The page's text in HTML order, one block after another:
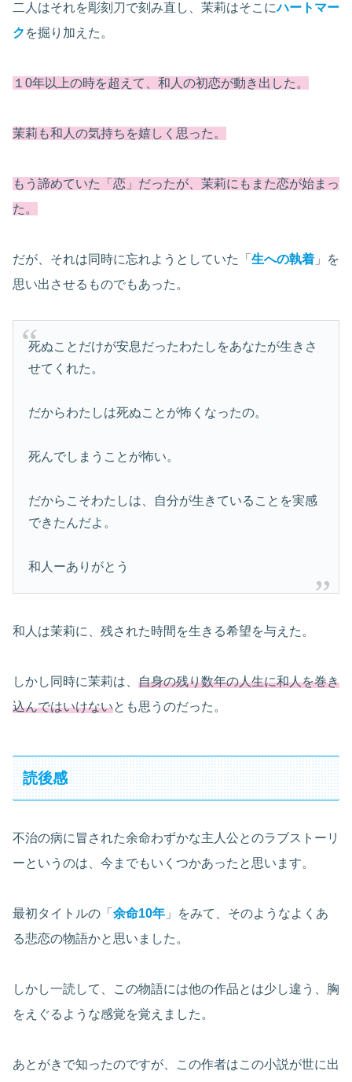
二人はそれを彫刻刀で刻み直し、茉莉はそこにハートマー
ク を掘り加えた。
１0年以上の時を超えて、和人の初恋が動き出した。
茉莉も和人の気持ちを嬉しく思った。
もう諦めていた「恋」だったが、茉莉にもまた恋が始まっ
た。
だが、それは同時に忘れようとしていた「 生への執着 」を
思い出させるものでもあった。
死ぬことだけが安息だったわたしをあなたが生きさ
せてくれた。
だからわたしは死ぬことが怖くなったの。
死んでしまうことが怖い。
だからこそわたしは、自分が生きていることを実感
できたんだよ。
和人ーありがとう
和人は茉莉に、残された時間を生きる希望を与えた。
しかし同時に茉莉は、 自身の残り数年の人生に和人を巻き
込んではいけないとも思うのだった。
読後感
不治の病に冒された余命わずかな主人公とのラブストーリ
ーというのは、今までもいくつかあったと思います。
最初タイトルの「 余命10年 」をみて、そのようなよくあ
る悲恋の物語かと思いました。
しかし一読して、この物語には他の作品とは少し違う、胸
をえぐるような感覚を覚えました。
あとがきで知ったのですが、この作者はこの小説が世に出